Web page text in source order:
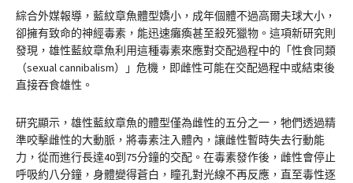
綜合外媒報導，藍紋章魚體型嬌小，成年個體不過高爾夫球大小，
卻擁有致命的神經毒素，能迅速癱瘓甚至殺死獵物。這項新研究則
發現，雄性藍紋章魚利用這種毒素來應對交配過程中的「性食同類
（sexual cannibalism）」危機，即雌性可能在交配過程中或結束後
直接吞食雄性。
研究顯示，雄性藍紋章魚的體型僅為雌性的五分之一，牠們透過精
準咬擊雌性的大動脈，將毒素注入體內，讓雌性暫時失去行動能
力，從而進行長達40到75分鐘的交配。在毒素發作後，雌性會停止
呼吸約八分鐘，身體變得蒼白，瞳孔對光線不再反應，直至毒性逐